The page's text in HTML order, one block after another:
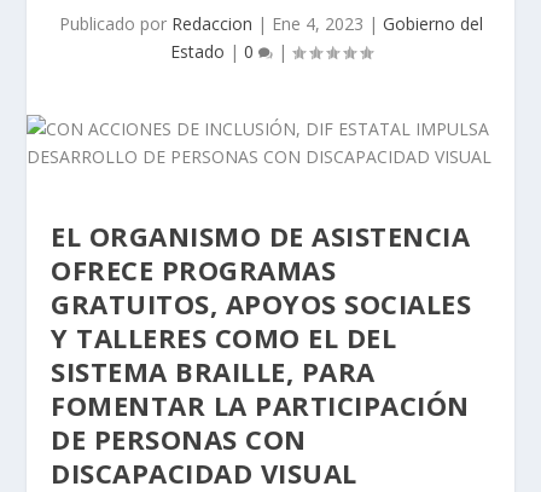
Publicado por Redaccion | Ene 4, 2023 | Gobierno del
Estado | 0 |
EL ORGANISMO DE ASISTENCIA
OFRECE PROGRAMAS
GRATUITOS, APOYOS SOCIALES
Y TALLERES COMO EL DEL
SISTEMA BRAILLE, PARA
FOMENTAR LA PARTICIPACIÓN
DE PERSONAS CON
DISCAPACIDAD VISUAL